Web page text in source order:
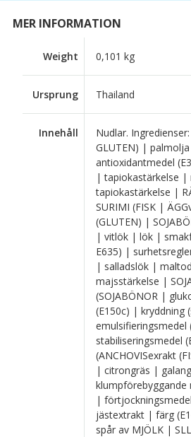
MER INFORMATION
Weight 0,101 kg
Ursprung Thailand
Innehåll
Nudlar. Ingredienser:
GLUTEN) |
antioxidantmedel
| tapiokastärkelse |
tapiokastärkelse |
SURIMI (FISK |
(GLUTEN) |
| vitlök | lök |
E635) |
| salladslök |
majsstärkelse |
(SOJABÖNOR |
(E150c) | kryddning
emulsifieringsmedel
stabiliseringsmedel
(ANCHOVISexrakt
| citrongräs |
klumpförebyggande
|
jästextrakt | färg
spår av MJÖLK |